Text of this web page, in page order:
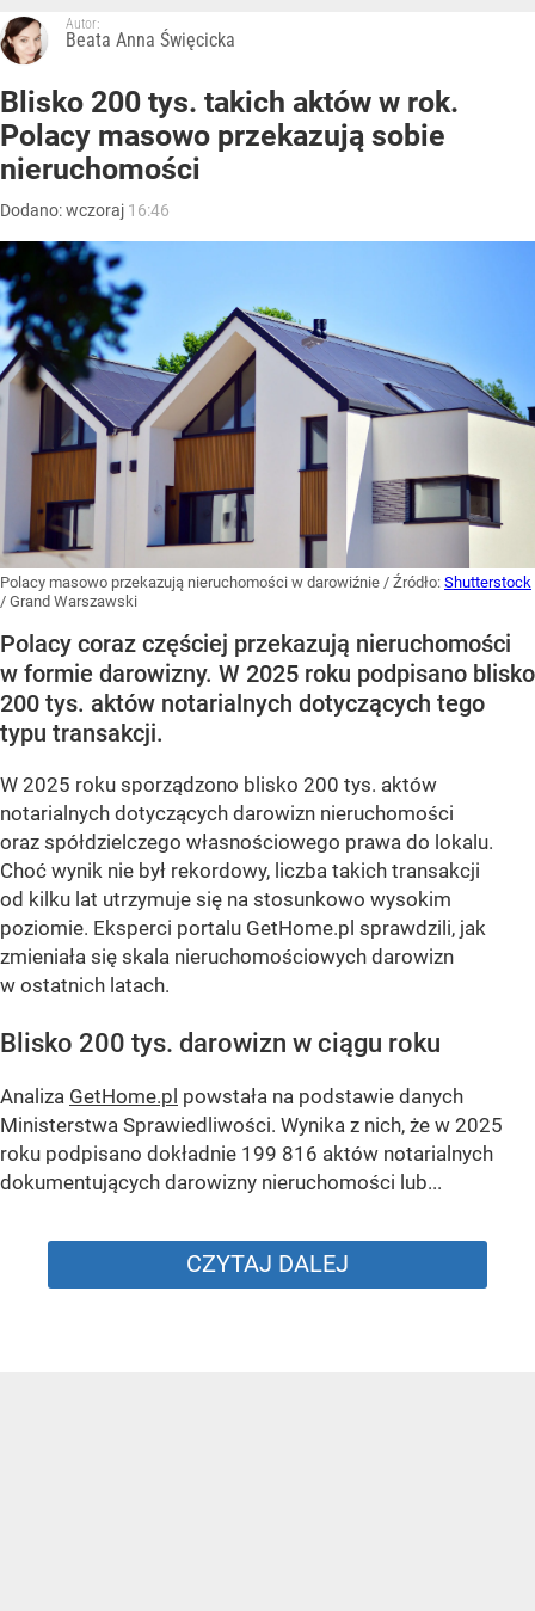
Autor:
Beata Anna Święcicka
Blisko 200 tys. takich aktów w rok.
Polacy masowo przekazują sobie
nieruchomości
Dodano:wczoraj 16:46
Polacy masowo przekazują nieruchomości w darowiźnie / Źródło: Shutterstock
/ Grand Warszawski
Polacy coraz częściej przekazują nieruchomości
w formie darowizny. W 2025 roku podpisano blisko
200 tys. aktów notarialnych dotyczących tego
typu transakcji.
W 2025 roku sporządzono blisko 200 tys. aktów
notarialnych dotyczących darowizn nieruchomości
oraz spółdzielczego własnościowego prawa do lokalu.
Choć wynik nie był rekordowy, liczba takich transakcji
od kilku lat utrzymuje się na stosunkowo wysokim
poziomie. Eksperci portalu GetHome.pl sprawdzili, jak
zmieniała się skala nieruchomościowych darowizn
w ostatnich latach.
Blisko 200 tys. darowizn w ciągu roku
Analiza GetHome.pl powstała na podstawie danych
Ministerstwa Sprawiedliwości. Wynika z nich, że w 2025
roku podpisano dokładnie 199 816 aktów notarialnych
dokumentujących darowizny nieruchomości lub...
CZYTAJ DALEJ